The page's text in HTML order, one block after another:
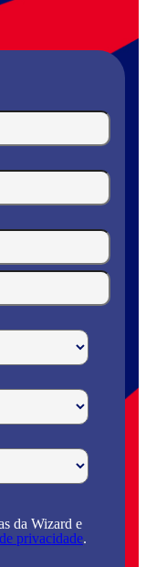
da Wizard e
privacidade.